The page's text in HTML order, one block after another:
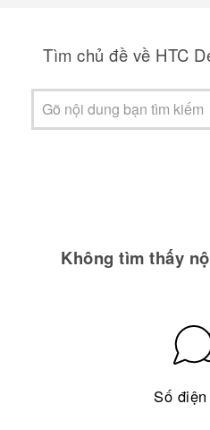
Tìm chủ đề về HTC
Không tìm thấy
Số